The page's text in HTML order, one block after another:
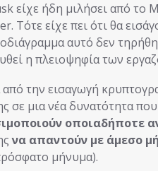
είχε ήδη μιλήσει από το
Τότε είχε πει ότι θα
αυτό δεν
η πλειοψηφία των
την εισαγωγή
σε μια νέα δυνατότητα
οποιαδήποτε
να απαντούν με άμεσο
μήνυμα).